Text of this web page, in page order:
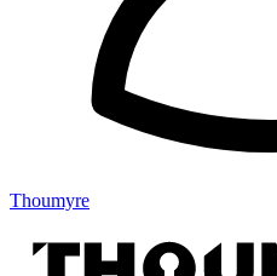
Thoumyre